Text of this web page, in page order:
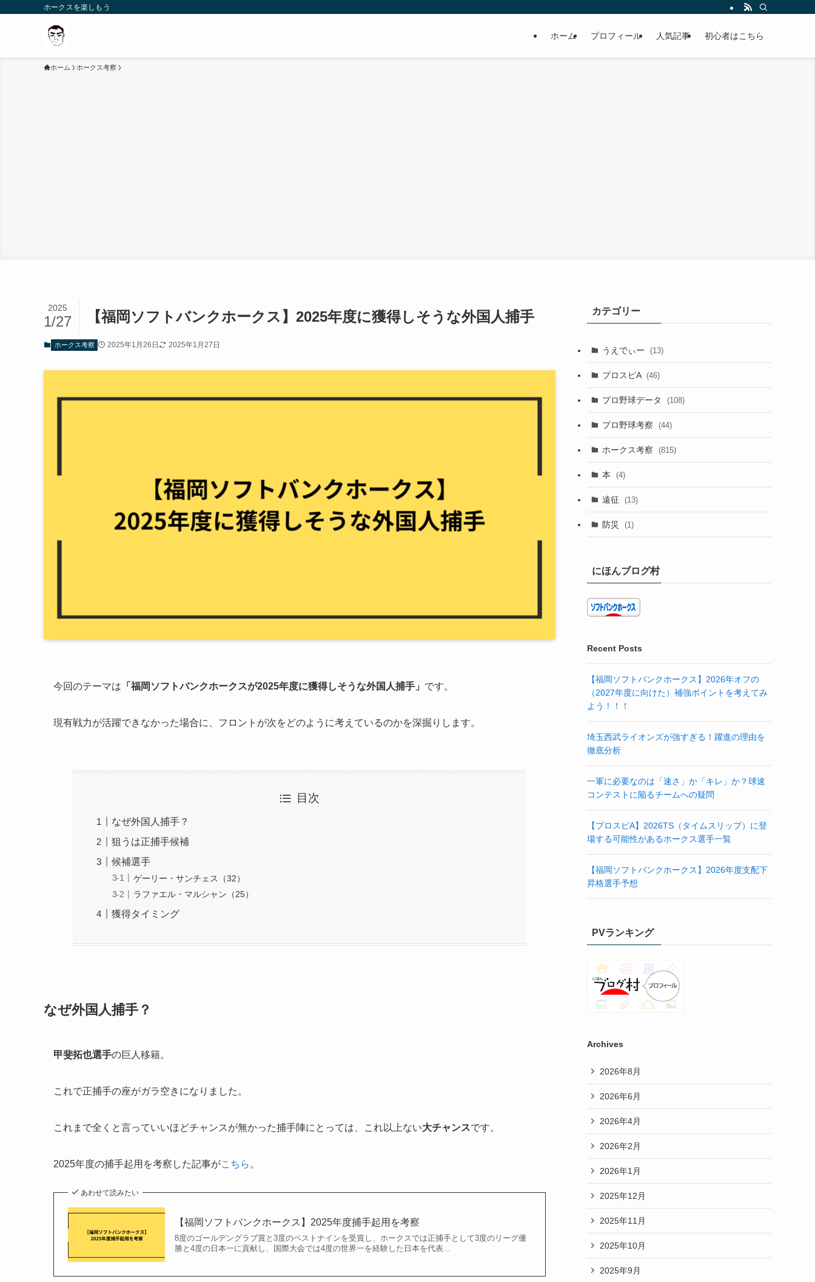
ホークスを楽しもう
ホーム プロフィール 人気記事 初心者はこちら
ホーム ホークス考察
【福岡ソフトバンクホークス】2025年度に獲得しそうな外国人捕手
2025
1/27
ホークス考察 2025年1月26日 2025年1月27日
今回のテーマは 「福岡ソフトバンクホークスが2025年度に獲得しそうな外国人捕手」 です。
現有戦力が活躍できなかった場合に、フロントが次をどのように考えているのかを深掘りします。
目次
なぜ外国人捕手？
狙うは正捕手候補
候補選手
ゲーリー・サンチェス（32）
ラファエル・マルシャン（25）
獲得タイミング
なぜ外国人捕手？
甲斐拓也選手の巨人移籍。
これで正捕手の座がガラ空きになりました。
これまで全くと言っていいほどチャンスが無かった捕手陣にとっては、これ以上ない大チャンスです。
2025年度の捕手起用を考察した記事がこちら 。
あわせて読みたい
【福岡ソフトバンクホークス】2025年度捕手起用を考察
8度のゴールデングラブ賞と3度のベストナインを受賞し、ホークスでは正捕手として3度のリーグ優
勝と4度の日本一に貢献し、国際大会では4度の世界一を経験した日本を代表...
カテゴリー
うえでぃー (13)
プロスピA (46)
プロ野球データ (108)
プロ野球考察 (44)
ホークス考察 (815)
本 (4)
遠征 (13)
防災 (1)
にほんブログ村
Recent Posts
【福岡ソフトバンクホークス】2026年オフの
（2027年度に向けた）補強ポイントを考えてみ
よう！！！
埼玉西武ライオンズが強すぎる！躍進の理由を
徹底分析
一軍に必要なのは「速さ」か「キレ」か？球速
コンテストに陥るチームへの疑問
【プロスピA】2026TS（タイムスリップ）に登
場する可能性があるホークス選手一覧
【福岡ソフトバンクホークス】2026年度支配下
昇格選手予想
PVランキング
Archives
2026年8月
2026年6月
2026年4月
2026年2月
2026年1月
2025年12月
2025年11月
2025年10月
2025年9月